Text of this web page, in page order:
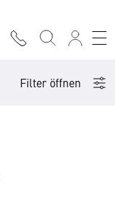
Filter öffnen